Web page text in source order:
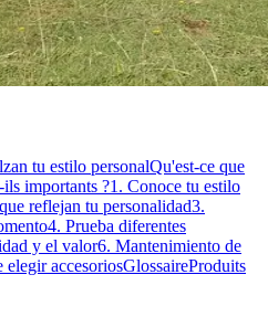
tu estilo personalQu'est-ce que
ils importants ?1. Conoce tu estilo
reflejan tu personalidad3.
4. Prueba diferentes
y el valor6. Mantenimiento de
elegir accesoriosGlossaireProduits